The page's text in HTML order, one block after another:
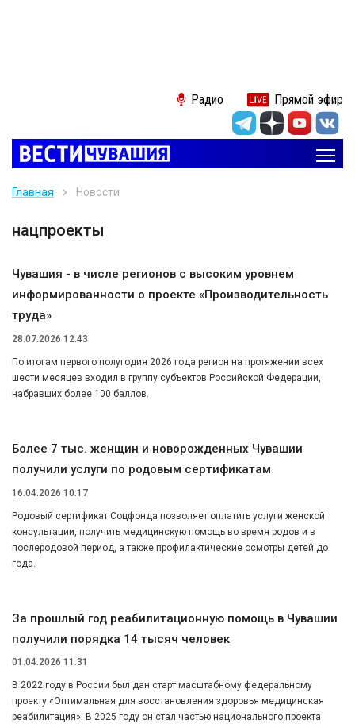
Радио Прямой эфир
Главная Новости
нацпроекты
Чувашия - в числе регионов с высоким уровнем
информированности о проекте «Производительность
труда»
28.07.2026 12:43
По итогам первого полугодия 2026 года регион на протяжении всех
шести месяцев входил в группу субъектов Российской Федерации,
набравших более 100 баллов.
Более 7 тыс. женщин и новорожденных Чувашии
получили услуги по родовым сертификатам
16.04.2026 10:17
Родовый сертификат Соцфонда позволяет оплатить услуги женской
консультации, получить медицинскую помощь во время родов и в
послеродовой период, а также профилактические осмотры детей до
года.
За прошлый год реабилитационную помощь в Чувашии
получили порядка 14 тысяч человек
01.04.2026 11:31
В 2022 году в России был дан старт масштабному федеральному
проекту «Оптимальная для восстановления здоровья медицинская
реабилитация». В 2025 году он стал частью национального проекта